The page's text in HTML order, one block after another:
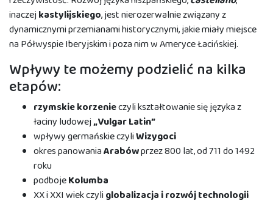
inaczejkastylijskiego, jest nierozerwalnie związany z
dynamicznymi przemianami historycznymi, jakie miały miejsce
na Półwyspie Iberyjskim i poza nim w Ameryce Łacińskiej.
Wpływy te możemy podzielić na kilka
etapów:
rzymskie korzenieczyli kształtowanie się języka z
łaciny ludowej„Vulgar Latin”
wpływy germańskie czyliWizygoci
okres panowaniaArabówprzez 800 lat, od 711 do 1492
roku
podbojeKolumba
XX i XXI wiek czyli globalizacja i rozwój technologii